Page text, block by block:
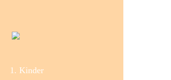
Kinder